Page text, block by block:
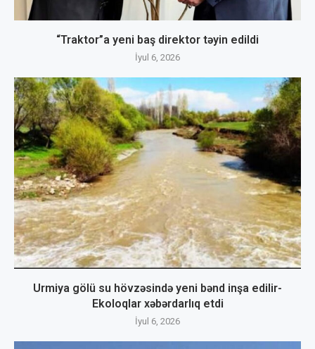
“Traktor”a yeni baş direktor təyin edildi
İyul 6, 2026
Urmiya gölü su hövzəsində yeni bənd inşa edilir-
Ekoloqlar xəbərdarlıq etdi
İyul 6, 2026